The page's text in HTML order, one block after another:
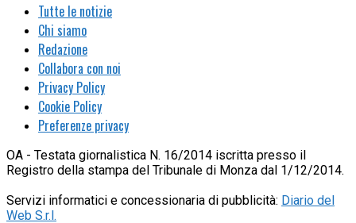
Tutte le notizie
Chi siamo
Redazione
Collabora con noi
Privacy Policy
Cookie Policy
Preferenze privacy
OA - Testata giornalistica N. 16/2014 iscritta presso il
Registro della stampa del Tribunale di Monza dal 1/12/2014.
Servizi informatici e concessionaria di pubblicità: Diario del
Web S.r.l.